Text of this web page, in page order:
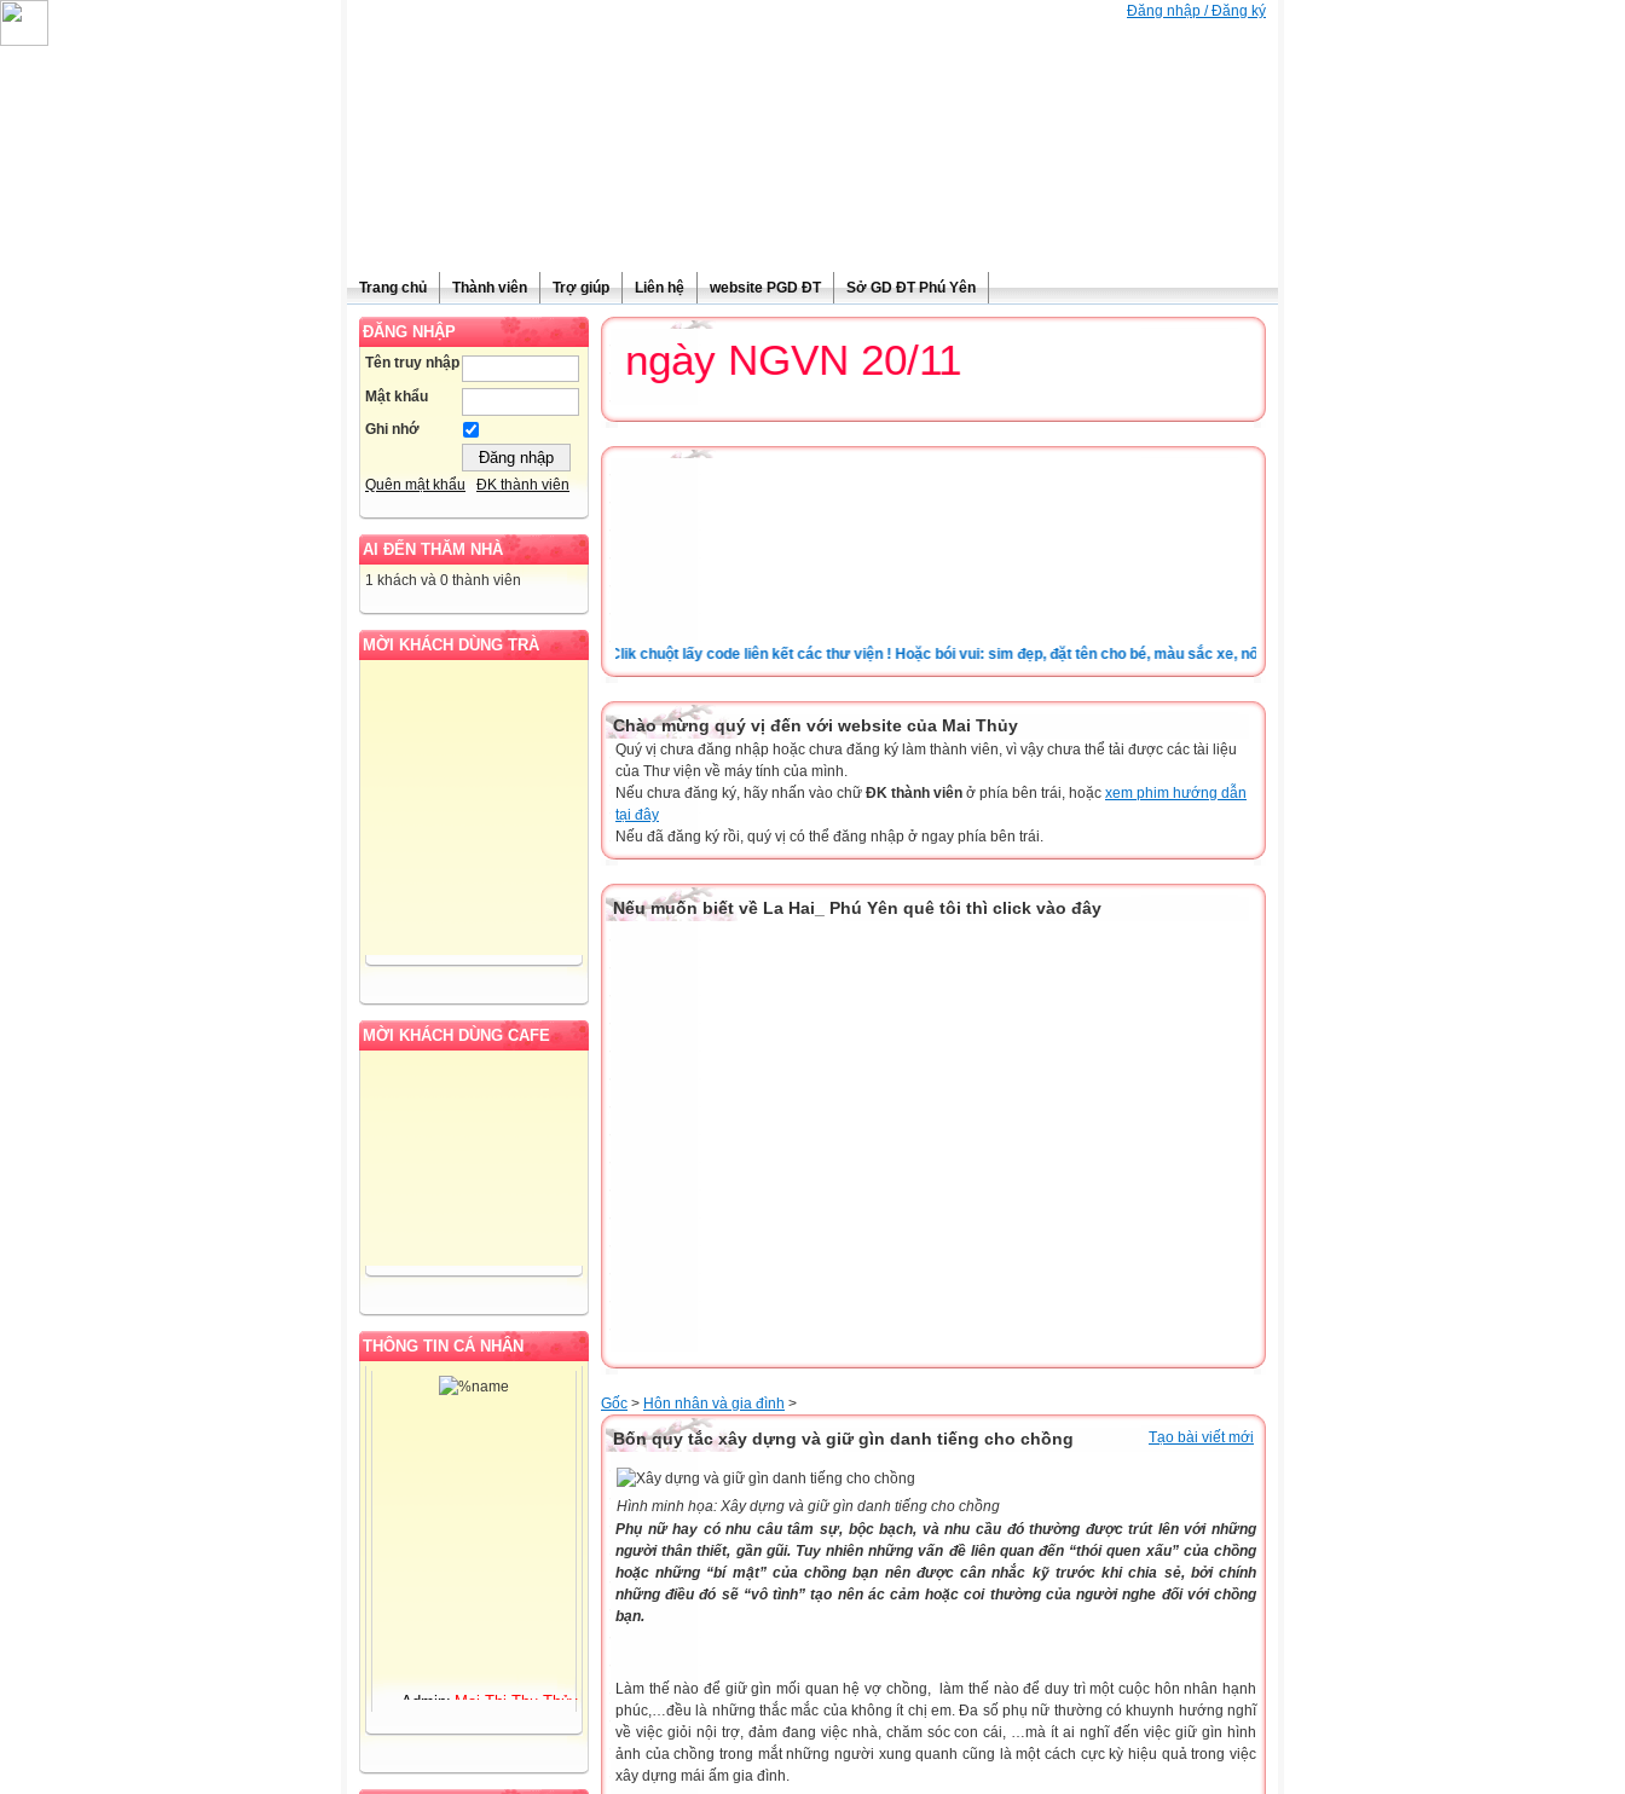
Đăng nhập / Đăng ký
Trang chủ Thành viên Trợ giúp Liên hệ website PGD ĐT Sở GD ĐT Phú Yên
ĐĂNG NHẬP
Tên truy nhập
Mật khẩu
Ghi nhớ
Quên mật khẩu ĐK thành viên
AI ĐẾN THĂM NHÀ
1 khách và 0 thành viên
MỜI KHÁCH DÙNG TRÀ
MỜI KHÁCH DÙNG CAFE
THÔNG TIN CÁ NHÂN
Giới tính: Nữ
Đơn vị CT: Trường Tiểu
Chúc mừng ngày NGVN 20/11
Clik chuột lấy code liên kết các thư viện ! Hoặc bói vui: sim đẹp, đặt tên cho bé, màu sắc xe, nốt ruồi, xem tuổi.v.v.v )
Chào mừng quý vị đến với website của Mai Thủy
Quý vị chưa đăng nhập hoặc chưa đăng ký làm thành viên, vì vậy chưa thể tải được các tài liệu
của Thư viện về máy tính của mình.
Nếu chưa đăng ký, hãy nhấn vào chữ ĐK thành viên ở phía bên trái, hoặc xem phim hướng dẫn
tại đây
Nếu đã đăng ký rồi, quý vị có thể đăng nhập ở ngay phía bên trái.
Nếu muốn biết về La Hai_ Phú Yên quê tôi thì click vào đây
Gốc > Hôn nhân và gia đình >
Tạo bài viết mới
Bốn quy tắc xây dựng và giữ gìn danh tiếng cho chồng
Hình minh họa: Xây dựng và giữ gìn danh tiếng cho chồng
Phụ nữ hay có nhu câu tâm sự, bộc bạch, và nhu cầu đó thường được trút lên với những
người thân thiết, gần gũi. Tuy nhiên những vấn đề liên quan đến “thói quen xấu” của chồng
hoặc những “bí mật” của chồng bạn nên được cân nhắc kỹ trước khi chia sẻ, bởi chính
những điều đó sẽ “vô tình” tạo nên ác cảm hoặc coi thường của người nghe đối với chồng
bạn.
Làm thế nào để giữ gìn mối quan hệ vợ chồng, làm thế nào để duy trì một cuộc hôn nhân hạnh
phúc,…đều là những thắc mắc của không ít chị em. Đa số phụ nữ thường có khuynh hướng nghĩ
về việc giỏi nội trợ, đảm đang việc nhà, chăm sóc con cái, …mà ít ai nghĩ đến việc giữ gìn hình
ảnh của chồng trong mắt những người xung quanh cũng là một cách cực kỳ hiệu quả trong việc
xây dựng mái ấm gia đình.